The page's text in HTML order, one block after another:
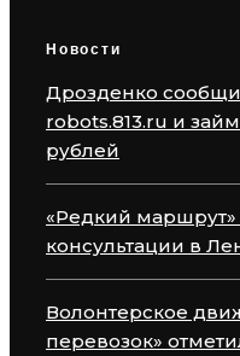
Новости
Дрозденко
robots.813.ru и
рублей
«Редкий
консультации в
Волонтерское
перевозок»